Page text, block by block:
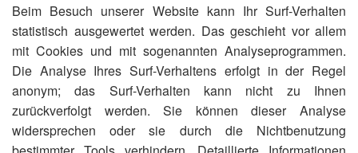
Beim Besuch unserer Website kann Ihr Surf-Verhalten
statistisch ausgewertet werden. Das geschieht vor allem
mit Cookies und mit sogenannten Analyseprogrammen.
Die Analyse Ihres Surf-Verhaltens erfolgt in der Regel
anonym; das Surf-Verhalten kann nicht zu Ihnen
zurückverfolgt werden. Sie können dieser Analyse
widersprechen oder sie durch die Nichtbenutzung